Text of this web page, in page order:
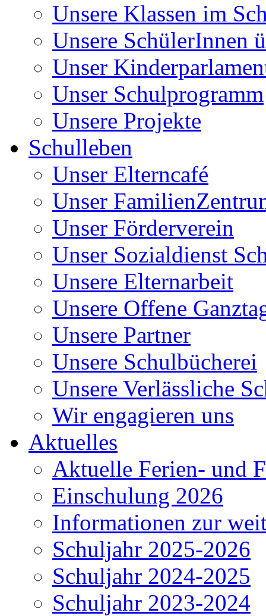
Unsere Klassen im
Unsere SchülerInnen
Unser
Unser Schulprogramm
Unsere Projekte
Schulleben
Unser Elterncafé
Unser
Unser Förderverein
Unser Sozialdienst
Unsere Elternarbeit
Unsere Offene
Unsere Partner
Unsere Schulbücherei
Unsere Verlässliche
Wir engagieren uns
Aktuelles
Aktuelle Ferien- und
Einschulung 2026
Informationen zur
Schuljahr 2025-2026
Schuljahr 2024-2025
Schuljahr 2023-2024